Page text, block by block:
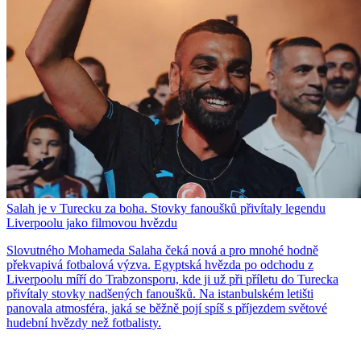
Salah je v Turecku za boha. Stovky fanoušků přivítaly legendu
Liverpoolu jako filmovou hvězdu
Slovutného Mohameda Salaha čeká nová a pro mnohé hodně
překvapivá fotbalová výzva. Egyptská hvězda po odchodu z
Liverpoolu míří do Trabzonsporu, kde ji už při příletu do Turecka
přivítaly stovky nadšených fanoušků. Na istanbulském letišti
panovala atmosféra, jaká se běžně pojí spíš s příjezdem světové
hudební hvězdy než fotbalisty.